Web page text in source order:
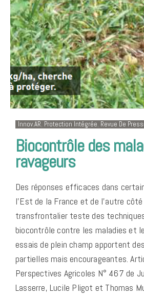
Innov.AR, Protection Intégrée, Revue De
Biocontrôle des
ravageurs
Des réponses efficaces dans
l’Est de la France et de l’autre
transfrontalier teste des
biocontrôle contre les maladies et
essais de plein champ apportent
partielles mais encourageantes.
Perspectives Agricoles N° 467 de
Lasserre, Lucile Pligot et Thomas